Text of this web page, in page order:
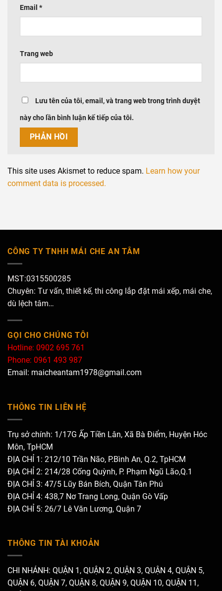
Email *
Trang web
Lưu tên của tôi, email, và trang web trong trình duyệt
này cho lần bình luận kế tiếp của tôi.
This site uses Akismet to reduce spam. Learn how your
comment data is processed.
CÔNG TY TNHH MÁI CHE AN TÂM
MST:0315500285
Chuyên: Tư vấn, thiết kế, thi công lắp đặt mái xếp, mái che,
dù lệch tâm…
GỌI CHO CHÚNG TÔI
Hotline: 0902 695 761
Phone: 0961 493 987
Email: maicheantam1978@gmail.com
THÔNG TIN LIÊN HỆ
Trụ sở chính: 1/17G Ấp Tiền Lân, Xã Bà Điểm, Huyện Hóc
Môn, TpHCM
ĐỊA CHỈ 1: 212/10 Trần Não, P.Bình An, Q.2, TpHCM
ĐỊA CHỈ 2: 214/28 Cống Quỳnh, P. Phạm Ngũ Lão,Q.1
ĐỊA CHỈ 3: 47/5 Lũy Bán Bích, Quận Tân Phú
ĐỊA CHỈ 4: 438,7 Nơ Trang Long, Quận Gò Vấp
ĐỊA CHỈ 5: 26/7 Lê Văn Lương, Quận 7
THÔNG TIN TÀI KHOẢN
CHI NHÁNH: QUẬN 1, QUẬN 2, QUẬN 3, QUẬN 4, QUẬN 5,
QUẬN 6, QUẬN 7, QUẬN 8, QUẬN 9, QUẬN 10, QUẬN 11,